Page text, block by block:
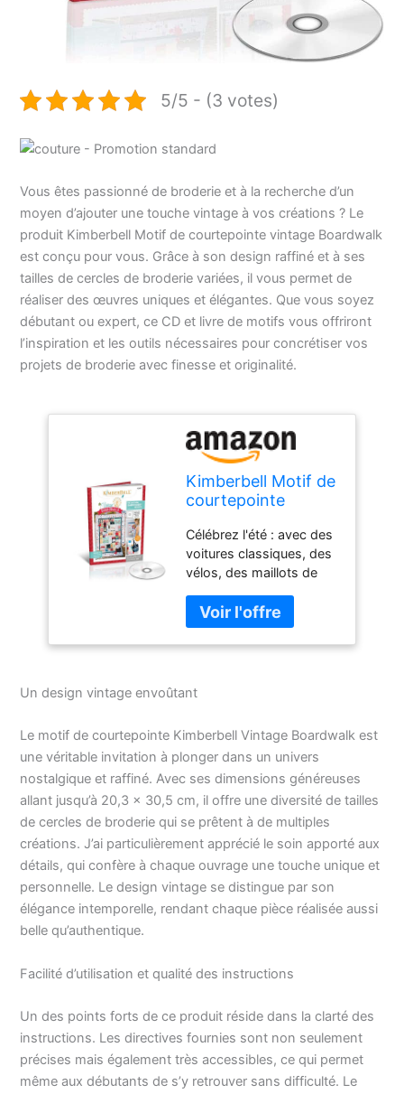
5/5 - (3 votes)
Vous êtes passionné de broderie et à la recherche d’un
moyen d’ajouter une touche vintage à vos créations ? Le
produit Kimberbell Motif de courtepointe vintage Boardwalk
est conçu pour vous. Grâce à son design raffiné et à ses
tailles de cercles de broderie variées, il vous permet de
réaliser des œuvres uniques et élégantes. Que vous soyez
débutant ou expert, ce CD et livre de motifs vous offriront
l’inspiration et les outils nécessaires pour concrétiser vos
projets de broderie avec finesse et originalité.
Kimberbell Motif de
courtepointe
– Design vintage de
machine à broder
CD et livre, tailles
des cercles de
broderie : 12,7 x
17,8 cm, 15,2 x 25,4
cm et 20,3 x 30,5
Célébrez l'été : avec des
voitures classiques, des
vélos, des maillots de
et plus encore, « Vintage
Boardwalk » vous
transporte dans un
ralentit, vous invitant à
dans un monde de
créativité avec la couette
« Vintage Boardwalk » «
Oh Happy Day ». Tenture
murale, fourre-tout en
jean « Beach Days Travel
» et couverture « Time to
Coast ». Livre de motifs
de broderie : le kit de
broderie comprend des
motif, des instructions
de matelassage et un CD
+ SVG et instructions
(français non garanti).
Formats de fichiers - Les
Un design vintage envoûtant
Le motif de courtepointe Kimberbell Vintage Boardwalk est
une véritable invitation à plonger dans un univers
nostalgique et raffiné. Avec ses dimensions généreuses
allant jusqu’à 20,3 x 30,5 cm, il offre une diversité de tailles
de cercles de broderie qui se prêtent à de multiples
créations. J’ai particulièrement apprécié le soin apporté aux
détails, qui confère à chaque ouvrage une touche unique et
personnelle. Le design vintage se distingue par son
élégance intemporelle, rendant chaque pièce réalisée aussi
belle qu’authentique.
Facilité d’utilisation et qualité des instructions
Un des points forts de ce produit réside dans la clarté des
instructions. Les directives fournies sont non seulement
précises mais également très accessibles, ce qui permet
même aux débutants de s’y retrouver sans difficulté. Le